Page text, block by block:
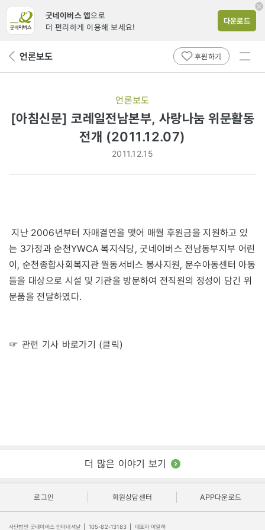
굿네이버스 앱으로
더 편리하게 이용해 보세요!
다운로드
뒤 언론보도 후원하기
전체
언론보도
[아침신문] 코레일전남본부, 사랑나눔 위문활동
전개 (2011.12.07)
2011.12.15
지난 2006년부터 자매결연을 맺어 매월 후원금을 지원하고 있
는 3가정과 순천YWCA 복지식당, 굿네이버스 전남동부지부 어린
이, 순천종합사회복지관 월동서비스 봉사지원, 문수아동센터 아동
들을 대상으로 시설 및 기관을 방문하여 전직원의 정성이 담긴 위
문품을 전달하였다.
☞ 관련 기사 바로가기 (클릭)
더 많은 이야기 보기
로그인 회원상담센터 APP다운로드
사단법인 굿네이버스 인터내셔날 105-82-13183 대표자 이일하